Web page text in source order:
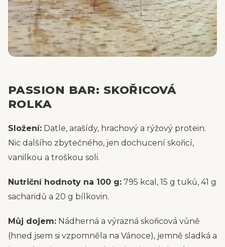
PASSION BAR: SKOŘICOVÁ
ROLKA
Složení: Datle, arašídy, hrachový a rýžový protein.
Nic dalšího zbytečného, jen dochucení skořicí,
vanilkou a troškou soli.
Nutriční hodnoty na 100 g: 795 kcal, 15 g tuků, 41 g
sacharidů a 20 g bílkovin.
Můj dojem: Nádherná a výrazná skořicová vůně
(hned jsem si vzpomněla na Vánoce), jemně sladká a